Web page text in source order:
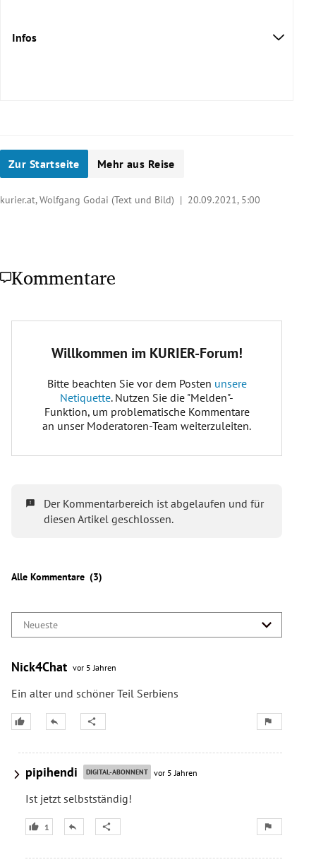
Infos
Zur Startseite Mehr aus Reise
kurier.at, Wolfgang Godai (Text und Bild) | 20.09.2021, 5:00
Kommentare